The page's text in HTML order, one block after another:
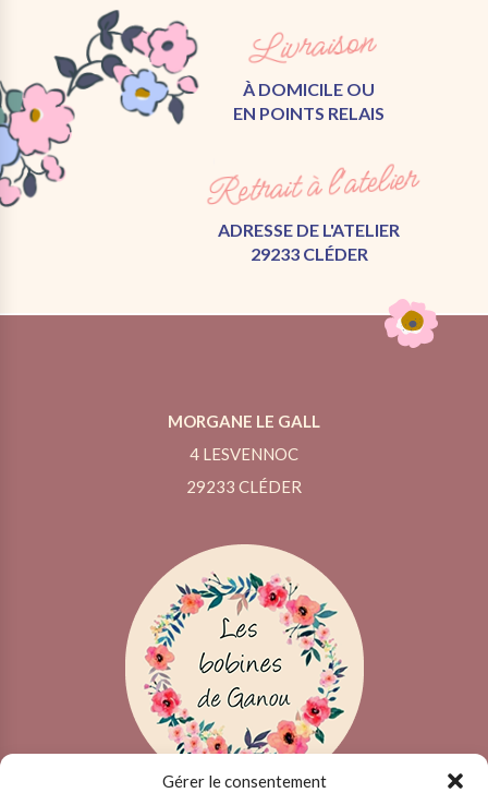
Gérer le consentement
Livraison
À DOMICILE OU
EN POINTS RELAIS
Retrait à l'atelier
ADRESSE DE L'ATELIER
29233 CLÉDER
MORGANE LE GALL
4 LESVENNOC
29233 CLÉDER